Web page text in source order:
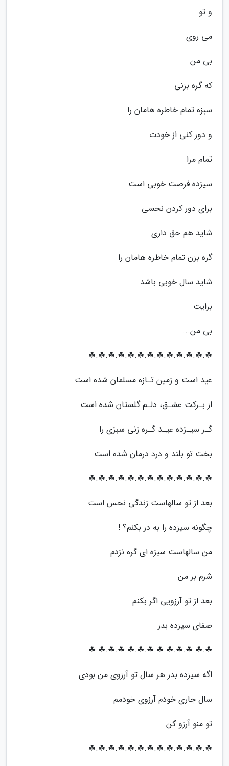
و تو
می روی
بی من
که گره بزنی
سبزه تمام خاطره هامان را
و دور کنی از خودت
تمام مرا
سیزده فرصت خوبی است
برای دور کردن نحسی
شاید هم حق داری
گره بزن تمام خاطره هامان را
شاید سال خوبی باشد
برایت
بی من...
☘.☘.☘.☘.☘.☘.☘.☘.☘.☘.☘.☘.☘
عید است و زمین تـازه مسلمان شده است
از بـرکت عشـق، دلـم گلستان شده است
گـر سیـزده عیـد گـره زنی سبزی را
بخت تو بلند و درد درمان شده است
☘.☘.☘.☘.☘.☘.☘.☘.☘.☘.☘.☘.☘
بعد از تو سالهاست زندگی نحس است
چگونه سیزده را به در بکنم؟ !
من سالهاست سبزه ای گره نزدم
شرم بر من
بعد از تو آرزویی اگر بکنم
صفای سیزده بدر
☘.☘.☘.☘.☘.☘.☘.☘.☘.☘.☘.☘.☘
اگه سیزده بدر هر سال تو آرزوی من بودی
سال جاری خودم آرزوی خودمم
تو منو آرزو کن
☘.☘.☘.☘.☘.☘.☘.☘.☘.☘.☘.☘.☘